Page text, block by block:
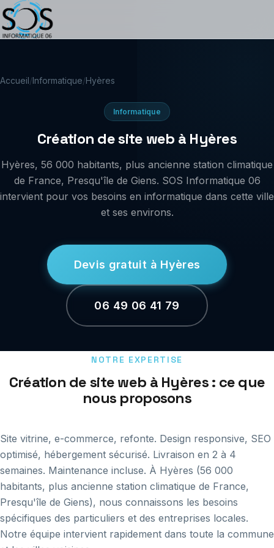
Accueil/Informatique/Hyères
Informatique
Création de site web à Hyères
Hyères, 56 000 habitants, plus ancienne station climatique
de France, Presqu'île de Giens. SOS Informatique 06
intervient pour vos besoins en informatique dans cette ville
et ses environs.
Devis gratuit à Hyères
06 49 06 41 79
NOTRE EXPERTISE
Création de site web à Hyères : ce que
nous proposons
Site vitrine, e-commerce, refonte. Design responsive, SEO
optimisé, hébergement sécurisé. Livraison en 2 à 4
semaines. Maintenance incluse. À Hyères (56 000
habitants, plus ancienne station climatique de France,
Presqu'île de Giens), nous connaissons les besoins
spécifiques des particuliers et des entreprises locales.
Notre équipe intervient rapidement dans toute la commune